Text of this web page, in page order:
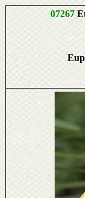
07267